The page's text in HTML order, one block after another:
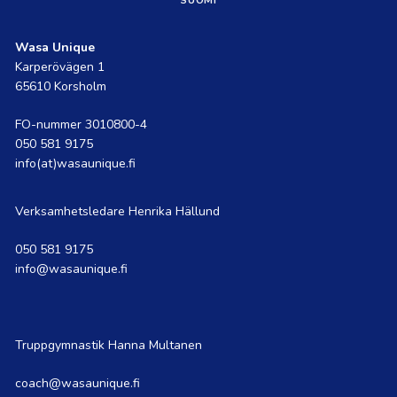
Wasa Unique
Karperövägen 1
65610 Korsholm
FO-nummer 3010800-4
050 581 9175
info(at)wasaunique.fi
Verksamhetsledare Henrika Hällund
050 581 9175
info@wasaunique.fi
Truppgymnastik Hanna Multanen
coach@wasaunique.fi